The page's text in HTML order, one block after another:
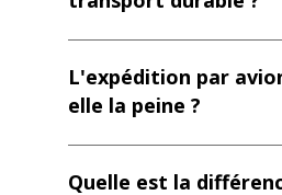
L'expédition par
elle la peine ?
Quelle est la